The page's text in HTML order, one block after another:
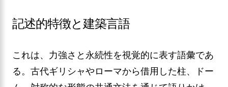
記述的特徴と建築言語
これは、力強さと永続性を視覚的に表す語彙であ
る。古代ギリシャやローマから借用した柱、ドー